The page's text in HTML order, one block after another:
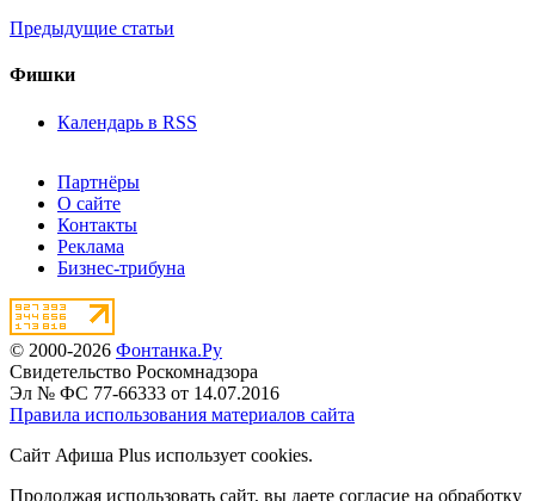
Предыдущие статьи
Фишки
Календарь в RSS
Партнёры
О сайте
Контакты
Реклама
Бизнес-трибуна
© 2000-2026 Фонтанка.Ру
Свидетельство Роскомнадзора
Эл № ФС 77-66333 от 14.07.2016
Правила использования материалов сайта
Сайт Афиша Plus использует cookies.
Продолжая использовать сайт, вы даете согласие на обработку